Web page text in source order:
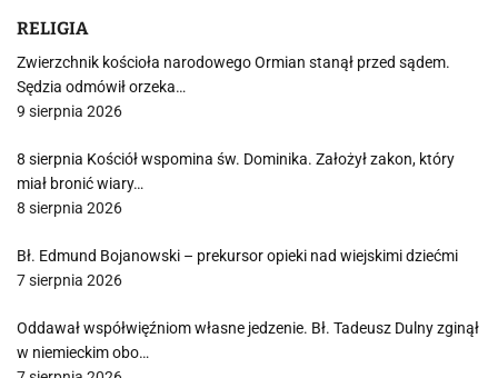
RELIGIA
Zwierzchnik kościoła narodowego Ormian stanął przed sądem.
Sędzia odmówił orzeka…
9 sierpnia 2026
8 sierpnia Kościół wspomina św. Dominika. Założył zakon, który
miał bronić wiary…
8 sierpnia 2026
Bł. Edmund Bojanowski – prekursor opieki nad wiejskimi dziećmi
7 sierpnia 2026
Oddawał współwięźniom własne jedzenie. Bł. Tadeusz Dulny zginął
w niemieckim obo…